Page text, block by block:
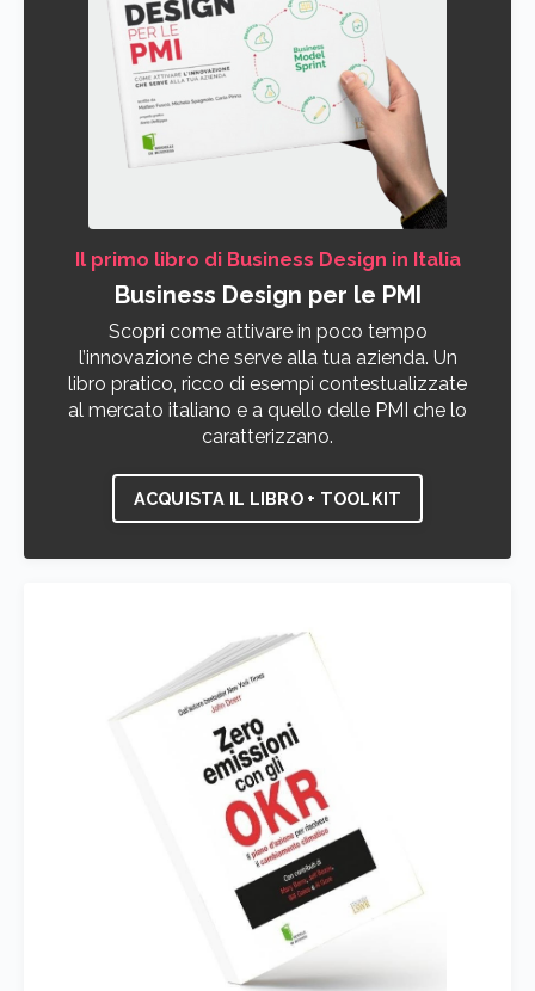
Il primo libro di Business Design in Italia
Business Design per le PMI
Scopri come attivare in poco tempo
l’innovazione che serve alla tua azienda. Un
libro pratico, ricco di esempi contestualizzate
al mercato italiano e a quello delle PMI che lo
caratterizzano.
ACQUISTA IL LIBRO + TOOLKIT